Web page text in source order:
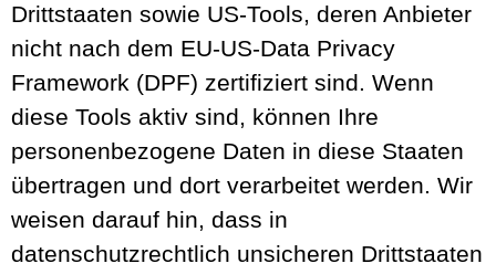
Drittstaaten sowie US-Tools, deren Anbieter
nicht nach dem EU-US-Data Privacy
Framework (DPF) zertifiziert sind. Wenn
diese Tools aktiv sind, können Ihre
personenbezogene Daten in diese Staaten
übertragen und dort verarbeitet werden. Wir
weisen darauf hin, dass in
datenschutzrechtlich unsicheren Drittstaaten